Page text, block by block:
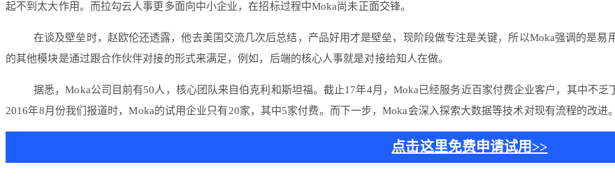
起不到太大作用。而拉勾云人事更多面向中小企业，在招标过程中Moka尚未正面交锋。
在谈及壁垒时，赵欧伦还透露，他去美国交流几次后总结，产品好用才是壁垒，现阶段做专注是关键，所以Moka强调的是易
的其他模块是通过跟合作伙伴对接的形式来满足，例如，后端的核心人事就是对接给知人在做。
据悉，Moka公司目前有50人，核心团队来自伯克利和斯坦福。截止17年4月，Moka已经服务近百家付费企业客户，其中不
2016年8月份我们报道时，Moka的试用企业只有20家，其中5家付费。而下一步，Moka会深入探索大数据等技术对现有流程的改进。
点击这里免费申请试用>>